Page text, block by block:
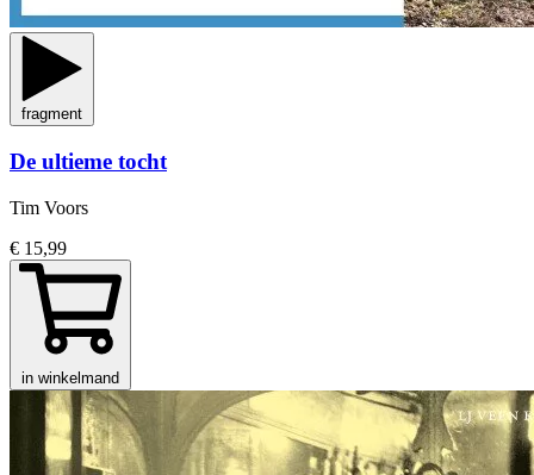
fragment
De ultieme tocht
Tim Voors
€ 15,99
in winkelmand